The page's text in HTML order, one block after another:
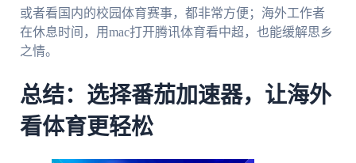
或者看国内的校园体育赛事，都非常方便；海外工作者
在休息时间，用mac打开腾讯体育看中超，也能缓解思乡
之情。
总结：选择番茄加速器，让海外
看体育更轻松